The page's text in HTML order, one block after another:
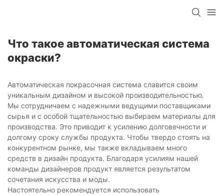
Что такое автоматическая система
окраски?
Автоматическая покрасочная система славится своим
уникальным дизайном и высокой производительностью.
Мы сотрудничаем с надежными ведущими поставщиками
сырья и с особой тщательностью выбираем материалы для
производства. Это приводит к усилению долговечности и
долгому сроку службы продукта. Чтобы твердо стоять на
конкурентном рынке, мы также вкладываем много
средств в дизайн продукта. Благодаря усилиям нашей
команды дизайнеров продукт является результатом
сочетания искусства и моды.
Настоятельно рекомендуется использовать